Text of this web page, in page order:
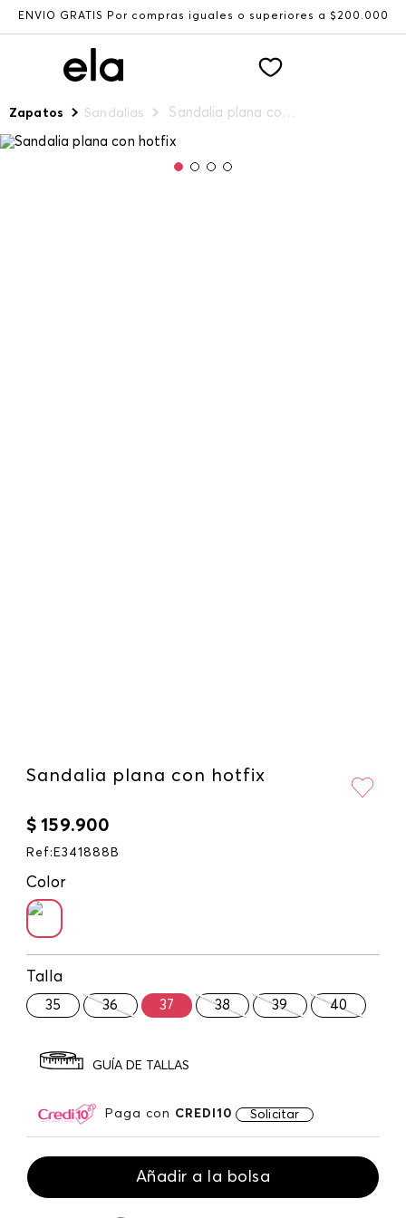
ENVÍO GRATIS Por compras iguales o superiores a $200.000
Zapatos Sandalias Sandalia plana con hotfix
Sandalia plana con hotfix
$ 159.900
Ref : E341888B
Color
Talla
35 36 37 38 39 40
GUÍA DE TALLAS
Paga con CREDI10 Solicitar
Añadir a la bolsa